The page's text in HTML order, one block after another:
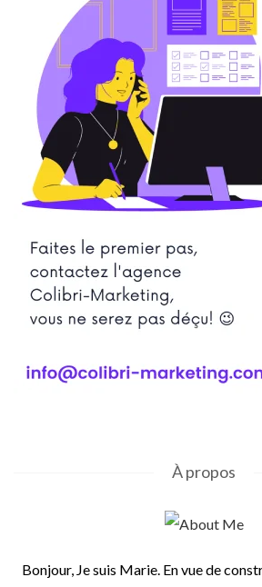
À propos
Bonjour, Je suis Marie. En vue de